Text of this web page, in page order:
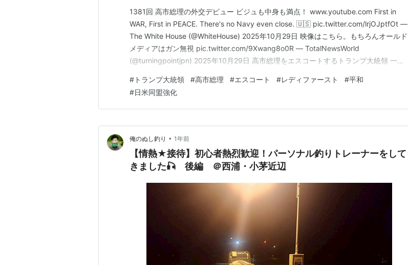
1381回 高市総理の外交デビュー ビジュも中身も満点！ www.youtube.com First in
WAR, First in PEACE. There's no Navy even close. 🇺🇸 pic.twitter.com/lrjOJptfOt —
The White House (@WhiteHouse) 2025年10月29日 映像はこちら。もちろんオールド
メディアはガン無視 pic.twitter.com/9Xwang8o0R — TotalNewsWorld
(@turningpointjpn) 2025年10月29日 高市総理をエスコートするトランプ大統領 一日
# トランプ大統領 #高市総理 #エスコート #レディファースト #平和
#日米同盟強化
俺のぬし釣り • 1年前
【情熱★接待】初心者熱烈歓迎！パーソナル釣りトレーナーをして
きました🎣 後編 ＠西浦・小茅近辺